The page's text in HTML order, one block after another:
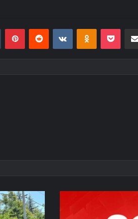
Tumblr PinterestReddit VKontakteOdnoklassniki
Pocket